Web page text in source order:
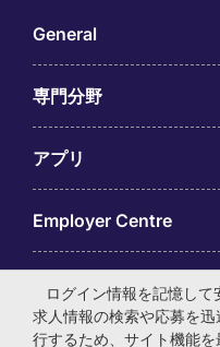
General
専門分野
アプリ
Employer Centre
© マイケル・ペイジ・イ
ログイン情報を記憶して
求人情報の検索や応募を
行するため、サイト機能